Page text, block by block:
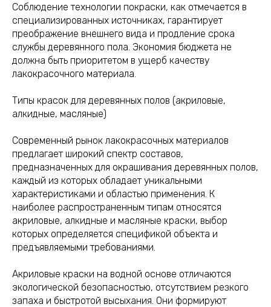
Соблюдение технологии покраски, как отмечается в
специализированных источниках, гарантирует
преображение внешнего вида и продление срока
службы деревянного пола. Экономия бюджета не
должна быть приоритетом в ущерб качеству
лакокрасочного материала.
Типы красок для деревянных полов (акриловые,
алкидные, масляные)
Современный рынок лакокрасочных материалов
предлагает широкий спектр составов,
предназначенных для окрашивания деревянных полов,
каждый из которых обладает уникальными
характеристиками и областью применения. К
наиболее распространенным типам относятся
акриловые, алкидные и масляные краски, выбор
которых определяется спецификой объекта и
предъявляемыми требованиями.
Акриловые краски на водной основе отличаются
экологической безопасностью, отсутствием резкого
запаха и быстротой высыхания. Они формируют